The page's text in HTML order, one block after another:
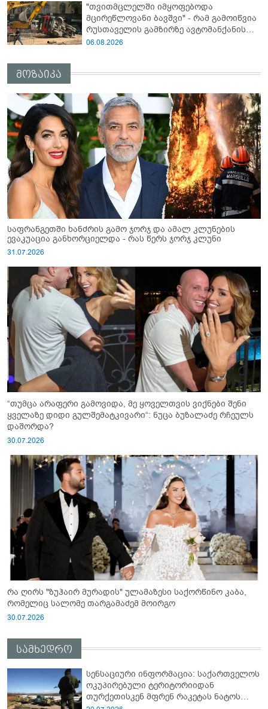
არამედ აღვადგინო ხაზის ტელეფონიც" -
გია ჯაფარიძე
"თვითმცლელში იმყოფებოდა
მცირეწლოვანი ბავშვი" - რამ გამოიწვია
რუსთაველის გამზირზე ავტომანქანის
გადაბრუნება: “ჯივიპი” განცხადებას
06.08.2026
მოზაიკა
საფრანგეთში ხანძრის გამო ჯორჯ და ამალ კლუნების
ევაკუაცია განხორციელდა - რას წერს ჯორჯ კლუნი
31.07.2026
“თუმცა არაფერი გამოვიდა, მე ყოველთვის ვიქნები შენი
ყველაზე დიდი გულშემატკივარი“: ნუცა ბუზალაძე რჩეულს
დაშორდა?
30.07.2026
რა ღირს "ზუჰაირ მურადის" ულამაზესი საქორწინო კაბა,
რომელიც სალომე თარგამაძემ მოირგო
30.07.2026
სამხედრო
სენსაციური ინფორმაცია: საქართველოს
ოკუპირებული ტერიტორიიდან
თურქეთისკენ მფრენ რაკეტას ნატოს